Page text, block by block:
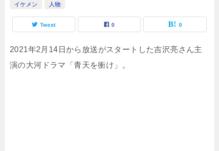
イケメン
人物
Tweet 0 0
2021年2月14日から放送がスタートした吉沢亮さん主
演の大河ドラマ「青天を衝け」。